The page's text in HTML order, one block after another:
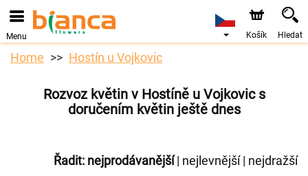
Menu Košík Hledat
Home Hostín u Vojkovic
Rozvoz květin v Hostíně u Vojkovic s
doručením květin ještě dnes
Řadit: nejprodávanější| nejlevnější| nejdražší